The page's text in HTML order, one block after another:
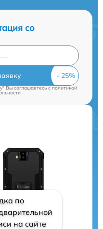
со
Вы соглашаетесь cполитикой
по
на сайте